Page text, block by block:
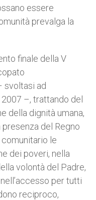
essere
prevalga la
finale della V
svoltasi ad
–, trattando del
della dignità umana,
del Regno
le
dei poveri, nella
volontà del Padre,
per tutti
reciproco,